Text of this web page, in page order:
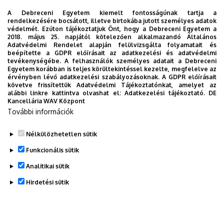
A Debreceni Egyetem kiemelt fontosságúnak tartja a
rendelkezésére bocsátott, illetve birtokába jutott személyes adatok
védelmét. Ezúton tájékoztatjuk Önt, hogy a Debreceni Egyetem a
2018. május 25. napjától kötelezően alkalmazandó Általános
Adatvédelmi Rendelet alapján felülvizsgálta folyamatait és
beépítette a GDPR előírásait az adatkezelési és adatvédelmi
tevékenységébe. A felhasználók személyes adatait a Debreceni
Egyetem korábban is teljes körültekintéssel kezelte, megfelelve az
érvényben lévő adatkezelési szabályozásoknak. A GDPR előírásait
követve frissítettük Adatvédelmi Tájékoztatónkat, amelyet az
alábbi linkre kattintva olvashat el:Adatkezelési tájékoztató. DE
Kancellária WAV Központ
További információk
Nélkülözhetetlen sütik
Funkcionális sütik
Analitikai sütik
Hirdetési sütik